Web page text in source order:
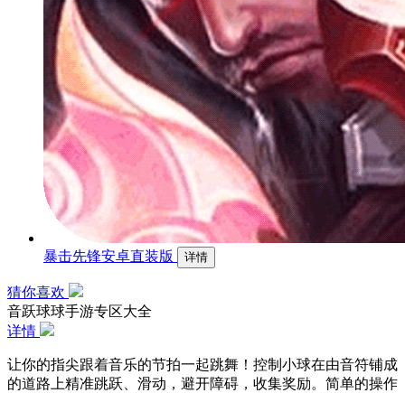
暴击先锋安卓直装版 详情
猜你喜欢
音跃球球手游专区大全
详情
让你的指尖跟着音乐的节拍一起跳舞！控制小球在由音符铺成
的道路上精准跳跃、滑动，避开障碍，收集奖励。简单的操作